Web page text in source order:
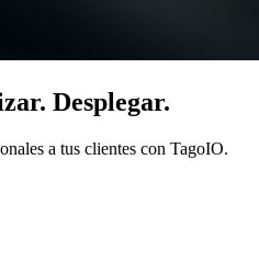
Desplegar.
a tus clientes con TagoIO.